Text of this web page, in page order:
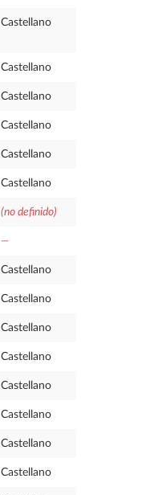
Castellano
Castellano
Castellano
Castellano
Castellano
Castellano
(no definido)
—
Castellano
Castellano
Castellano
Castellano
Castellano
Castellano
Castellano
Castellano